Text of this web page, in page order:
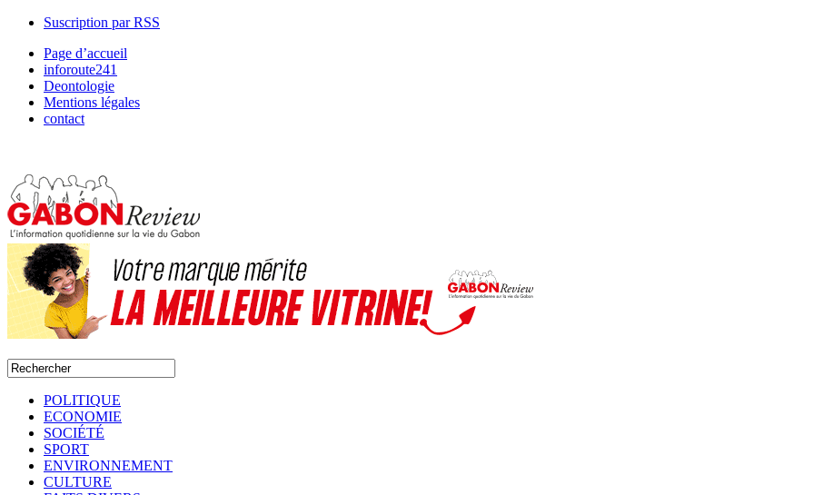
Suscription par RSS
Page d’accueil
inforoute241
Deontologie
Mentions légales
contact
POLITIQUE
ECONOMIE
SOCIÉTÉ
SPORT
ENVIRONNEMENT
CULTURE